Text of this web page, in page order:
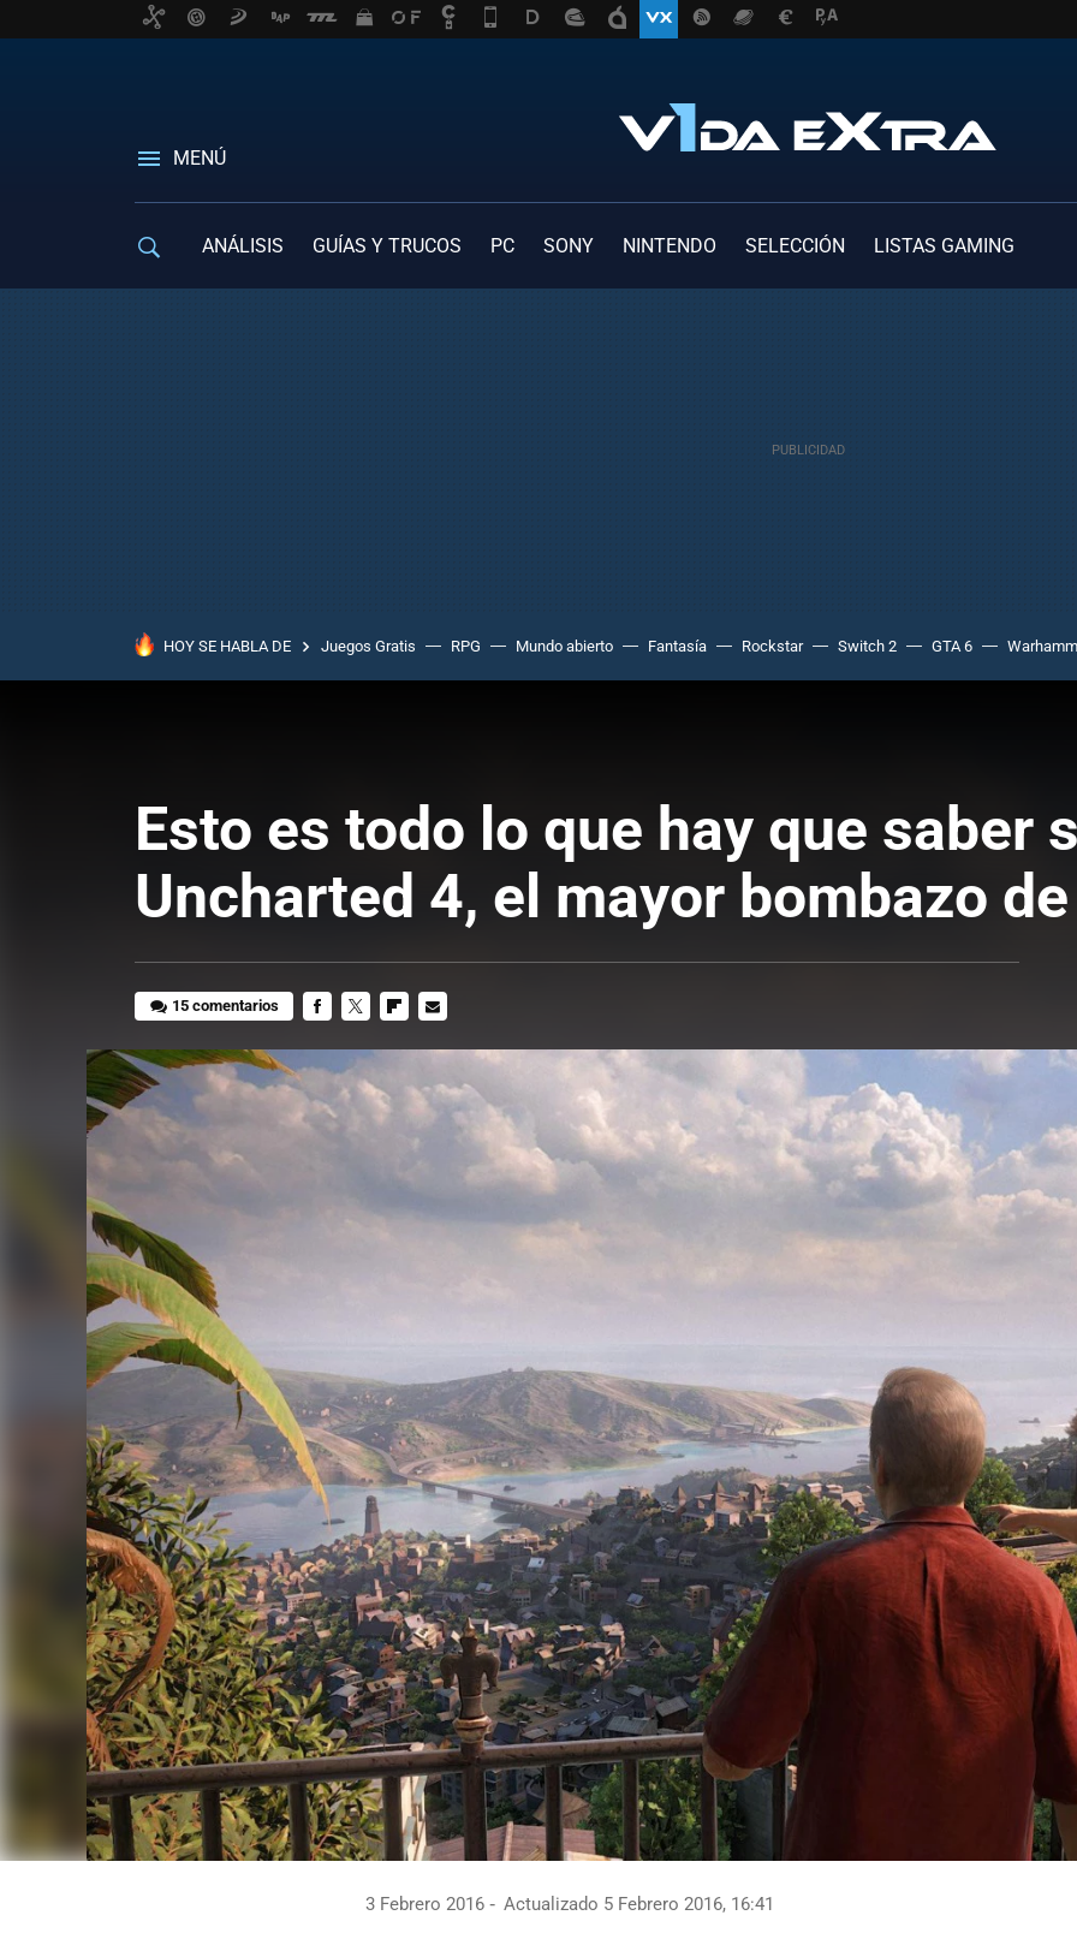
MENÚ
ANÁLISIS GUÍAS Y TRUCOS PC SONY NINTENDO SELECCIÓN LISTAS GAMING
HOY SE HABLA DE Juegos Gratis RPG Mundo abierto Fantasía Rockstar Switch 2 GTA 6
Esto es todo lo que hay que saber
Uncharted 4, el mayor bombazo
15 comentarios
3 Febrero 2016 Actualizado 5 Febrero 2016, 16:41